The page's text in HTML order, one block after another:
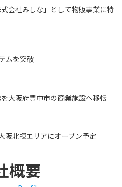
会社みしな」として物販事業に特
ムを突破
大阪府豊中市の商業施設へ移転
阪北摂エリアにオープン予定
概要